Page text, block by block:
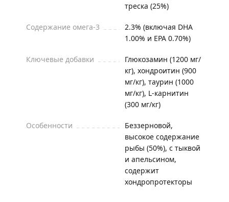
треска (25%)
Содержание омега-3
2.3% (включая DHA
1.00% и EPA 0.70%)
Ключевые добавки
Глюкозамин (1200 мг/
кг), хондроитин (900
мг/кг), таурин (1000
мг/кг), L-карнитин
(300 мг/кг)
Особенности
Беззерновой,
высокое содержание
рыбы (50%), с тыквой
и апельсином,
содержит
хондропротекторы